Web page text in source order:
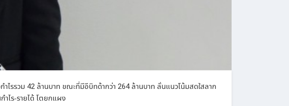
รรวม 42 ล้านบาท ขณะที่มีอีบิทด้ากว่า 264 ล้านบาท ลั่นแนวโน้มสดใสลาก
ไร-รายได้ โตยกแผง